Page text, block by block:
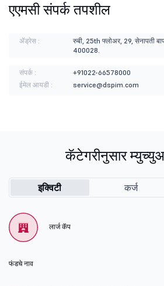
एएमसी संपर्क तपशील
ॲड्रेस :
रुबी, 25th फ्लोअर, 29, सेनापती
400028.
संपर्क :
+91022-66578000
ईमेल आयडी :
service@dspim.com
कॅटेगरीनुसार
इक्विटी कर्ज
लार्ज कॅप
फंडचे नाव